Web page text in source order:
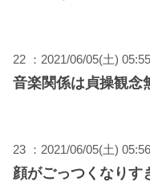
22 ：2021/06/05(土)
音楽関係は貞操観念
23 ：2021/06/05(土)
顔がごっつくなりす